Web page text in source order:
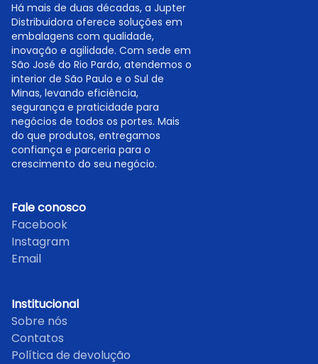
Há mais de duas décadas, a Jupter
Distribuidora oferece soluções em
embalagens com qualidade,
inovação e agilidade. Com sede em
São José do Rio Pardo, atendemos o
interior de São Paulo e o Sul de
Minas, levando eficiência,
segurança e praticidade para
negócios de todos os portes. Mais
do que produtos, entregamos
confiança e parceria para o
crescimento do seu negócio.
Fale conosco
Facebook
Instagram
Email
Institucional
Sobre nós
Contatos
Política de devolução